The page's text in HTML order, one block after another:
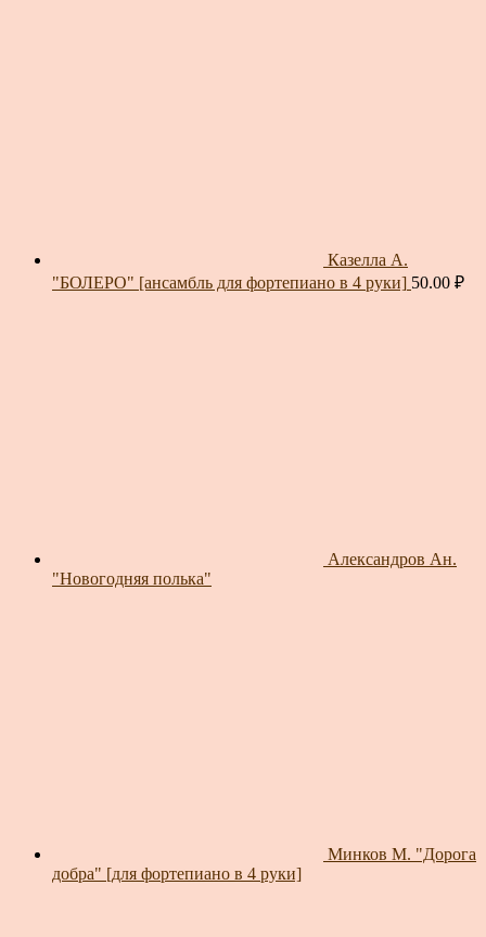
Казелла А.
"БОЛЕРО" [ансамбль для фортепиано в 4 руки] 50.00 ₽
Александров Ан.
"Новогодняя полька"
Минков М. "Дорога
добра" [для фортепиано в 4 руки]